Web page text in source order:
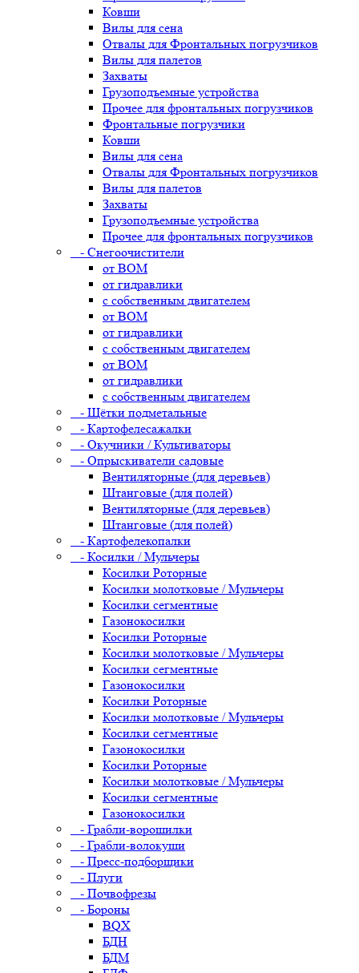
Ковши
Вилы для сена
Отвалы для Фронтальных погрузчиков
Вилы для палетов
Захваты
Грузоподъемные устройства
Прочее для фронтальных погрузчиков
Фронтальные погрузчики
Ковши
Вилы для сена
Отвалы для Фронтальных погрузчиков
Вилы для палетов
Захваты
Грузоподъемные устройства
Прочее для фронтальных погрузчиков
- Снегоочистители
от ВОМ
от гидравлики
с собственным двигателем
от ВОМ
от гидравлики
с собственным двигателем
от ВОМ
от гидравлики
с собственным двигателем
- Щётки подметальные
- Картофелесажалки
- Окучники / Культиваторы
- Опрыскиватели садовые
Вентиляторные (для деревьев)
Штанговые (для полей)
Вентиляторные (для деревьев)
Штанговые (для полей)
- Картофелекопалки
- Косилки / Мульчеры
Косилки Роторные
Косилки молотковые / Мульчеры
Косилки сегментные
Газонокосилки
Косилки Роторные
Косилки молотковые / Мульчеры
Косилки сегментные
Газонокосилки
Косилки Роторные
Косилки молотковые / Мульчеры
Косилки сегментные
Газонокосилки
Косилки Роторные
Косилки молотковые / Мульчеры
Косилки сегментные
Газонокосилки
- Грабли-ворошилки
- Грабли-волокуши
- Пресс-подборщики
- Плуги
- Почвофрезы
- Бороны
BQX
БДН
БДМ